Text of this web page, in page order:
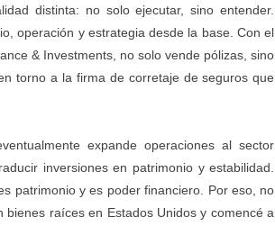
distinta: no solo ejecutar, sino entender.
operación y estrategia desde la base. Con el
& Investments, no solo vende pólizas, sino
torno a la firma de corretaje de seguros que
expande operaciones al sector
inversiones en patrimonio y estabilidad.
patrimonio y es poder financiero. Por eso, no
raíces en Estados Unidos y comencé a